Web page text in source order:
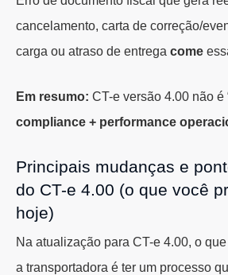
cancelamento, carta de correção/
carga ou atraso de entrega come
Em resumo: CT-e versão 4.00 não é
compliance + performance
Principais mudanças e
do CT-e 4.00 (o que você
hoje)
Na atualização para CT-e 4.00, o
a transportadora é ter um processo